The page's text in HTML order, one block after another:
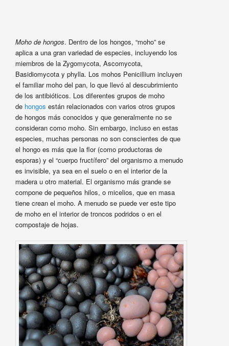
Moho de hongos. Dentro de los hongos, “moho” se
aplica a una gran variedad de especies, incluyendo los
miembros de la Zygomycota, Ascomycota,
Basidiomycota y phylla. Los mohos Penicillium incluyen
el familiar moho del pan, lo que llevó al descubrimiento
de los antibióticos. Los diferentes grupos de moho
de hongos están relacionados con varios otros grupos
de hongos más conocidos y que generalmente no se
consideran como moho. Sin embargo, incluso en estas
especies, muchas personas no son conscientes de que
el hongo es más que la flor (como productoras de
esporas) y el “cuerpo fructífero” del organismo a menudo
es invisible, ya sea en el suelo o en el interior de la
madera u otro material. El organismo más grande se
compone de pequeños hilos, o micelios, que en masa
tiene crean el moho. A menudo se puede ver este tipo
de moho en el interior de troncos podridos o en el
compostaje de hojas.